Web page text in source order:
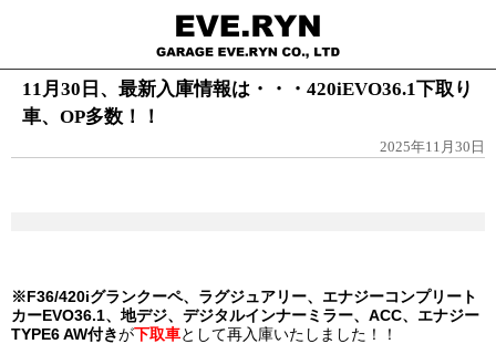
11月30日、最新入庫情報は・・・420iEVO36.1下取り
車、OP多数！！
2025年11月30日
※F36/420iグランクーペ、ラグジュアリー、 エナジーコンプリート
カーEVO36.1、地デジ、デジタルインナーミラー、ACC、エナジー
TYPE6 AW付きが下取車として再入庫いたしました！！